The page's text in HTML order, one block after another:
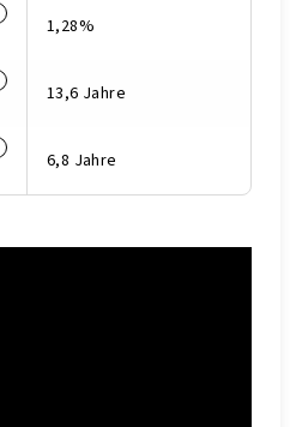
1,28%
13,6 Jahre
6,8 Jahre